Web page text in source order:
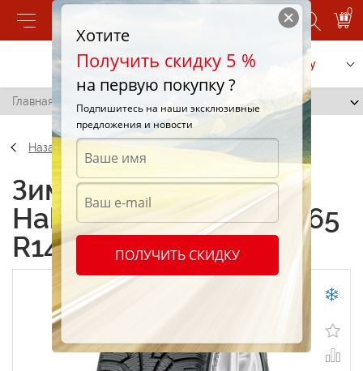
0
Позвонить Заказать услугу
Главная / Nokian Hakkapeliitta RSi 175/65 R14 82R
Назад
Зимние шины Nokian
Hakkapeliitta RSi 175/65
R14 82R
Хотите
Получить скидку 5 %
на первую покупку ?
Подпишитесь на наши эксклюзивные
предложения и новости
ПОЛУЧИТЬ СКИДКУ